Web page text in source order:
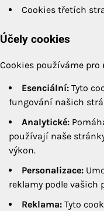
Cookies třetích
Účely cookies
Cookies používáme pro
Esenciální: Tyto
fungování našich
Analytické:
používají naše
výkon.
Personalizace:
reklamy podle vašich
Reklama: Tyto